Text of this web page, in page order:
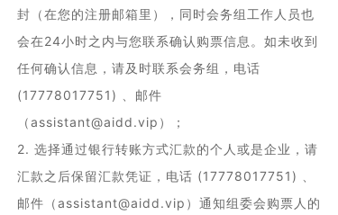
封（在您的注册邮箱里），同时会务组工作人员也
会在24小时之内与您联系确认购票信息。如未收到
任何确认信息，请及时联系会务组，电话
(17778017751) 、邮件
（assistant@aidd.vip）；
2. 选择通过银行转账方式汇款的个人或是企业，请
汇款之后保留汇款凭证，电话 (17778017751) 、
邮件（assistant@aidd.vip）通知组委会购票人的